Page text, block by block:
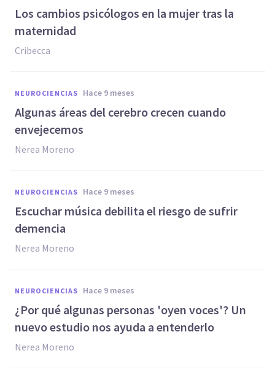
Los cambios psicólogos en la mujer tras la
maternidad
Cribecca
NEUROCIENCIAS hace 9 meses
Algunas áreas del cerebro crecen cuando
envejecemos
Nerea Moreno
NEUROCIENCIAS hace 9 meses
Escuchar música debilita el riesgo de sufrir
demencia
Nerea Moreno
NEUROCIENCIAS hace 9 meses
¿Por qué algunas personas 'oyen voces'? Un
nuevo estudio nos ayuda a entenderlo
Nerea Moreno